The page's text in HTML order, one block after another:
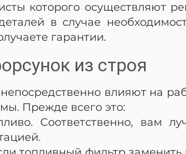
которого осуществляют
в случае
гарантии.
из строя
влияют на
Прежде всего это:
Соответственно, вам